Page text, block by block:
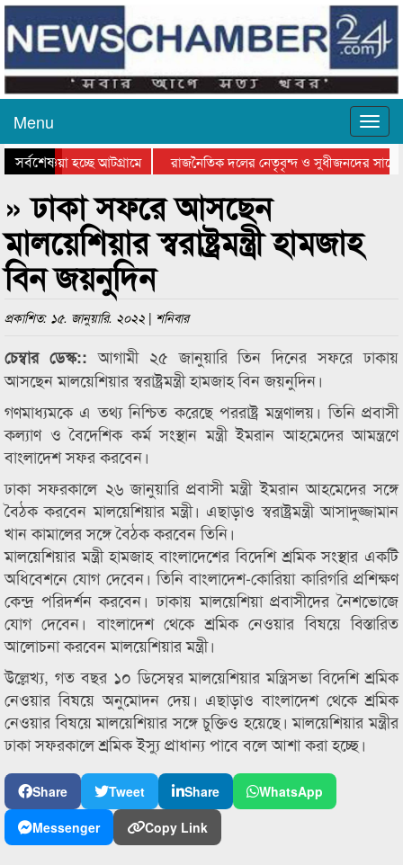
Menu
সর্বশেষ
যাওয়া হচ্ছে আটগ্রামে
রাজনৈতিক দলের নেতৃবৃন্দ ও সুধীজনদের সাথে
» ঢাকা সফরে আসছেন
মালয়েশিয়ার স্বরাষ্ট্রমন্ত্রী হামজাহ
বিন জয়নুদিন
প্রকাশিত: ১৫. জানুয়ারি. ২০২২ | শনিবার
চেম্বার ডেস্ক::আগামী ২৫ জানুয়ারি তিন দিনের সফরে ঢাকায়
আসছেন মালয়েশিয়ার স্বরাষ্ট্রমন্ত্রী হামজাহ বিন জয়নুদিন।
গণমাধ্যমকে এ তথ্য নিশ্চিত করেছে পররাষ্ট্র মন্ত্রণালয়। তিনি প্রবাসী
কল্যাণ ও বৈদেশিক কর্ম সংস্থান মন্ত্রী ইমরান আহমেদের আমন্ত্রণে
বাংলাদেশ সফর করবেন।
ঢাকা সফরকালে ২৬ জানুয়ারি প্রবাসী মন্ত্রী ইমরান আহমেদের সঙ্গে
বৈঠক করবেন মালয়েশিয়ার মন্ত্রী। এছাড়াও স্বরাষ্ট্রমন্ত্রী আসাদুজ্জামান
খান কামালের সঙ্গে বৈঠক করবেন তিনি।
মালয়েশিয়ার মন্ত্রী হামজাহ বাংলাদেশের বিদেশি শ্রমিক সংস্থার একটি
অধিবেশনে যোগ দেবেন। তিনি বাংলাদেশ-কোরিয়া কারিগরি প্রশিক্ষণ
কেন্দ্র পরিদর্শন করবেন। ঢাকায় মালয়েশিয়া প্রবাসীদের নৈশভোজে
যোগ দেবেন। বাংলাদেশ থেকে শ্রমিক নেওয়ার বিষয়ে বিস্তারিত
আলোচনা করবেন মালয়েশিয়ার মন্ত্রী।
উল্লেখ্য, গত বছর ১০ ডিসেম্বর মালয়েশিয়ার মন্ত্রিসভা বিদেশি শ্রমিক
নেওয়ার বিষয়ে অনুমোদন দেয়। এছাড়াও বাংলাদেশ থেকে শ্রমিক
নেওয়ার বিষয়ে মালয়েশিয়ার সঙ্গে চুক্তিও হয়েছে। মালয়েশিয়ার মন্ত্রীর
ঢাকা সফরকালে শ্রমিক ইস্যু প্রাধান্য পাবে বলে আশা করা হচ্ছে।
Share Tweet Share
WhatsApp
Messenger
Copy Link